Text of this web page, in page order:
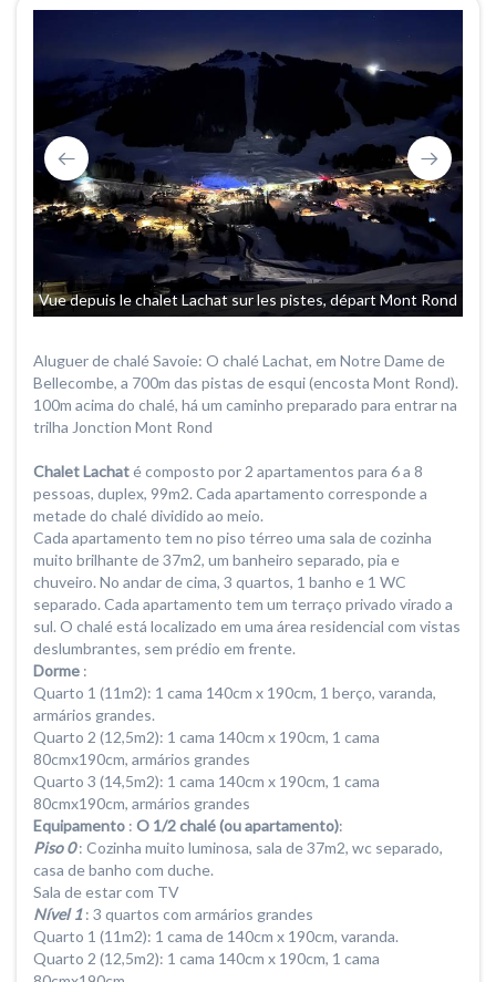
Vue depuis le chalet Lachat sur les pistes, départ Mont Rond
Aluguer de chalé Savoie: O chalé Lachat, em Notre Dame de
Bellecombe, a 700m das pistas de esqui (encosta Mont Rond).
100m acima do chalé, há um caminho preparado para entrar na
trilha Jonction Mont Rond
Chalet Lachaté composto por 2 apartamentos para 6 a 8
pessoas, duplex, 99m2. Cada apartamento corresponde a
metade do chalé dividido ao meio.
Cada apartamento tem no piso térreo uma sala de cozinha
muito brilhante de 37m2, um banheiro separado, pia e
chuveiro. No andar de cima, 3 quartos, 1 banho e 1 WC
separado. Cada apartamento tem um terraço privado virado a
sul. O chalé está localizado em uma área residencial com vistas
deslumbrantes, sem prédio em frente.
Dorme :
Quarto 1 (11m2): 1 cama 140cm x 190cm, 1 berço, varanda,
armários grandes.
Quarto 2 (12,5m2): 1 cama 140cm x 190cm, 1 cama
80cmx190cm, armários grandes
Quarto 3 (14,5m2): 1 cama 140cm x 190cm, 1 cama
80cmx190cm, armários grandes
Equipamento : O 1/2 chalé (ou apartamento):
Piso 0: Cozinha muito luminosa, sala de 37m2, wc separado,
casa de banho com duche.
Sala de estar com TV
Nível 1: 3 quartos com armários grandes
Quarto 1 (11m2): 1 cama de 140cm x 190cm, varanda.
Quarto 2 (12,5m2): 1 cama 140cm x 190cm, 1 cama